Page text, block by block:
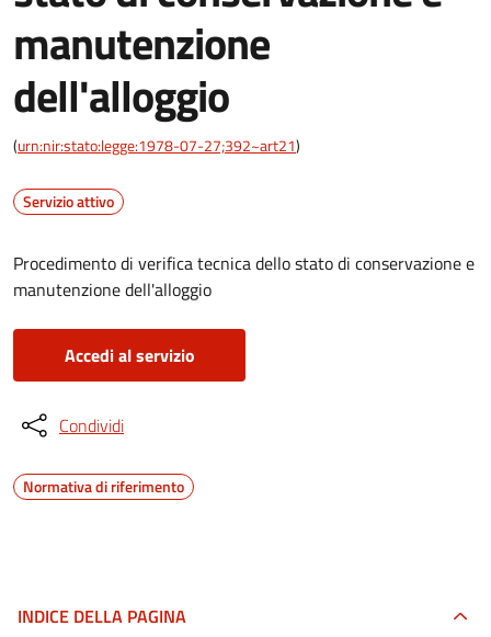
manutenzione
dell'alloggio
(urn:nir:stato:legge:1978-07-27;392~art21)
Servizio attivo
Procedimento di verifica tecnica dello stato di conservazione e
manutenzione dell'alloggio
Accedi al servizio
Condividi
Normativa di riferimento
INDICE DELLA PAGINA